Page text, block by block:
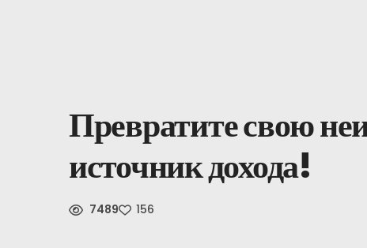
Превратите свою
источник дохода!
7489 156